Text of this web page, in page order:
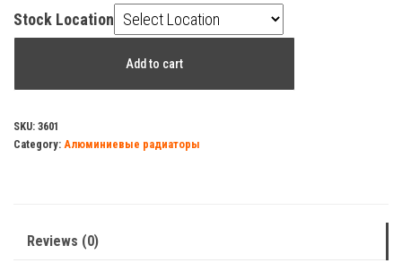
Stock Location
500/80-
6секций
Add to cart
SKU: 3601
Category: Алюминиевые радиаторы
Reviews (0)